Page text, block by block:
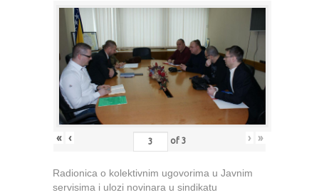
« ‹ of 3 › »
Radionica o kolektivnim ugovorima u Javnim
servisima i ulozi novinara u sindikatu